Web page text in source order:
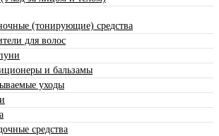
(тонирующие) средства
для волос
и бальзамы
уходы
средства